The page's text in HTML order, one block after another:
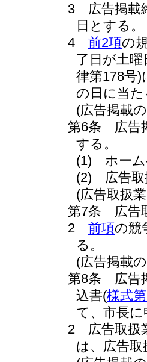
3
広告掲載
日とする。
4
前2項の
了日が土
律第178号)
の日に当
(広告掲載
第6条
広告
する。
(1)
ホー
(2)
広告
(広告取扱
第7条
広告
2
前項の競
る。
(広告掲載
第8条
広告
込書(様式
て、市長
2
広告取
は、広告